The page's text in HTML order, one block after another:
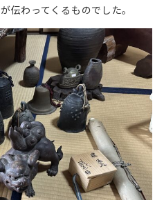
伝わってくるものでした。